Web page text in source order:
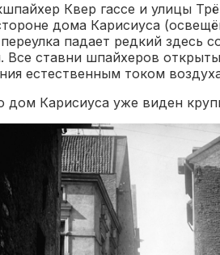
Квер гассе и улицы
дома Карисиуса
падает редкий здесь
Все ставни шпайхеров
естественным током
Карисиуса уже виден